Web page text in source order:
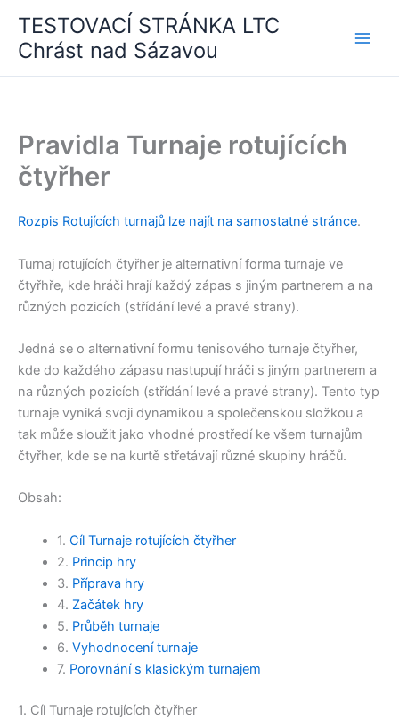
content
TESTOVACÍ STRÁNKA LTC
Chrást nad Sázavou
Pravidla Turnaje rotujících
čtyřher
Rozpis Rotujících turnajů lze najít na samostatné stránce.
Turnaj rotujících čtyřher je alternativní forma turnaje ve
čtyřhře, kde hráči hrají každý zápas s jiným partnerem a na
různých pozicích (střídání levé a pravé strany).
Jedná se o alternativní formu tenisového turnaje čtyřher,
kde do každého zápasu nastupují hráči s jiným partnerem a
na různých pozicích (střídání levé a pravé strany). Tento typ
turnaje vyniká svoji dynamikou a společenskou složkou a
tak může sloužit jako vhodné prostředí ke všem turnajům
čtyřher, kde se na kurtě střetávají různé skupiny hráčů.
Obsah:
1. Cíl Turnaje rotujících čtyřher
2. Princip hry
3. Příprava hry
4. Začátek hry
5. Průběh turnaje
6. Vyhodnocení turnaje
7. Porovnání s klasickým turnajem
1. Cíl Turnaje rotujících čtyřher